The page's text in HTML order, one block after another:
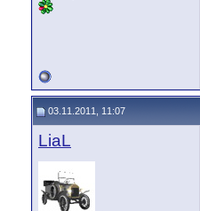
03.11.2011, 11:07
LiaL